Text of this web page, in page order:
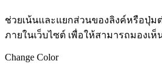
ช่วยเน้นและแยกส่วนของลิงค์หรือปุ่ม
ภายในเว็บไซต์ เพื่อให้สามารถมองเ
Change Color